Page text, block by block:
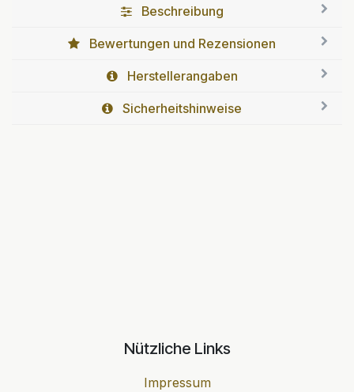
Beschreibung
Bewertungen und Rezensionen
Herstellerangaben
Sicherheitshinweise
Nützliche Links
Impressum